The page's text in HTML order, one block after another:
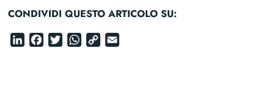
CONDIVIDI QUESTO ARTICOLO SU:
LinkedIn
Facebook
Twitter
WhatsApp
Copy